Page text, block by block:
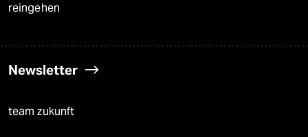
reingehen
Newsletter
team zukunft